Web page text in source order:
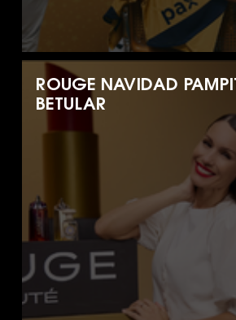
ROUGE NAVIDAD
BETULAR